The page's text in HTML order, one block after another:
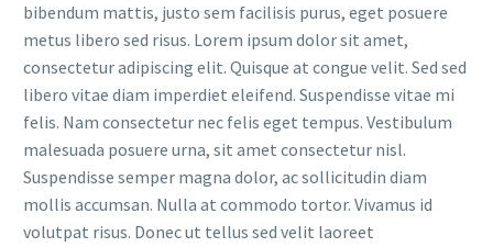
bibendum mattis, justo sem facilisis purus, eget posuere
metus libero sed risus. Lorem ipsum dolor sit amet,
consectetur adipiscing elit. Quisque at congue velit. Sed sed
libero vitae diam imperdiet eleifend. Suspendisse vitae mi
felis. Nam consectetur nec felis eget tempus. Vestibulum
malesuada posuere urna, sit amet consectetur nisl.
Suspendisse semper magna dolor, ac sollicitudin diam
mollis accumsan. Nulla at commodo tortor. Vivamus id
volutpat risus. Donec ut tellus sed velit laoreet